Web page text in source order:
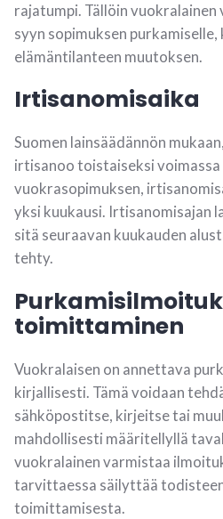
rajatumpi. Tällöin
syyn sopimuksen
elämäntilanteen muutoksen.
Irtisanomisaika
Suomen lainsäädännön
irtisanoo toistaiseksi voimassa
vuokrasopimuksen,
yksi kuukausi. Irtisanomisajan
sitä seuraavan kuukauden
tehty.
toimittaminen
Vuokralaisen on annettava
kirjallisesti. Tämä voidaan
sähköpostitse, kirjeitse tai
mahdollisesti määritellyllä
vuokralainen varmistaa
tarvittaessa säilyttää
toimittamisesta.